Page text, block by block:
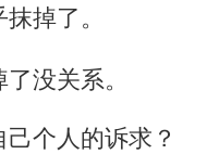
掉了。
没关系。
个人的诉求？